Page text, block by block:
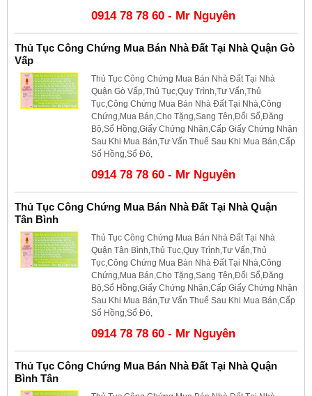
0914 78 78 60 - Mr Nguyên
Thủ Tục Công Chứng Mua Bán Nhà Đất Tại Nhà Quận Gò
Vấp
Thủ Tục Công Chứng Mua Bán Nhà Đất Tại Nhà
Quận Gò Vấp,Thủ Tục,Quy Trình,Tư Vấn,Thủ
Tục,Công Chứng Mua Bán Nhà Đất Tại Nhà,Công
Chứng,Mua Bán,Cho Tặng,Sang Tên,Đổi Sổ,Đăng
Bộ,Sổ Hồng,Giấy Chứng Nhận,Cấp Giấy Chứng Nhận
Sau Khi Mua Bán,Tư Vấn Thuế Sau Khi Mua Bán,Cấp
Sổ Hồng,Sổ Đỏ,
0914 78 78 60 - Mr Nguyên
Thủ Tục Công Chứng Mua Bán Nhà Đất Tại Nhà Quận
Tân Bình
Thủ Tục Công Chứng Mua Bán Nhà Đất Tại Nhà
Quận Tân Bình,Thủ Tục,Quy Trình,Tư Vấn,Thủ
Tục,Công Chứng Mua Bán Nhà Đất Tại Nhà,Công
Chứng,Mua Bán,Cho Tặng,Sang Tên,Đổi Sổ,Đăng
Bộ,Sổ Hồng,Giấy Chứng Nhận,Cấp Giấy Chứng Nhận
Sau Khi Mua Bán,Tư Vấn Thuế Sau Khi Mua Bán,Cấp
Sổ Hồng,Sổ Đỏ,
0914 78 78 60 - Mr Nguyên
Thủ Tục Công Chứng Mua Bán Nhà Đất Tại Nhà Quận
Bình Tân